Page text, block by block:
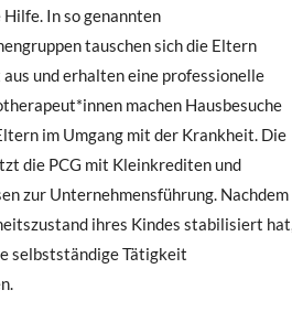
In so genannten
tauschen sich die Eltern
und erhalten eine professionelle
machen Hausbesuche
im Umgang mit der Krankheit. Die
die PCG mit Kleinkrediten und
zur Unternehmensführung. Nachdem
ihres Kindes stabilisiert hat,
selbstständige Tätigkeit